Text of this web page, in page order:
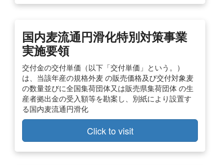
国内麦流通円滑化特別対策事業
実施要領
交付金の交付単価（以下「交付単価」という。）
は、当該年産の規格外麦 の販売価格及び交付対象麦
の数量並びに全国集荷団体又は販売県集荷団体 の生
産者拠出金の受入額等を勘案し、別紙により設置す
る国内麦流通円滑化
Click to visit